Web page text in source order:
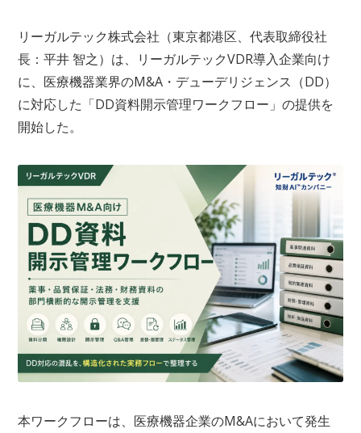
リーガルテック株式会社（東京都港区、代表取締役社
長：平井 智之）は、リーガルテックVDR導入企業向け
に、医療機器業界のM&A・デューデリジェンス（DD）
に対応した「DD資料開示管理ワークフロー」の提供を
開始した。
本ワークフローは、医療機器企業のM&Aにおいて発生